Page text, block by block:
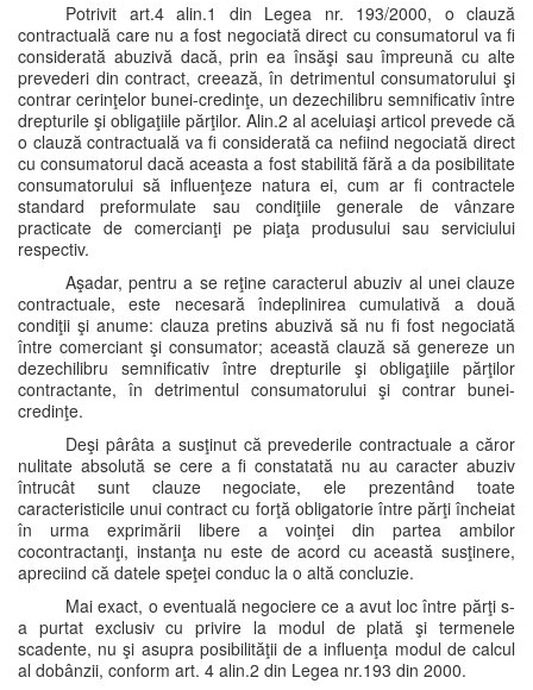
Potrivit art.4 alin.1 din Legea nr. 193/2000, o clauză
contractuală care nu a fost negociată direct cu consumatorul va fi
considerată abuzivă dacă, prin ea însăşi sau împreună cu alte
prevederi din contract, creează, în detrimentul consumatorului şi
contrar cerinţelor bunei-credinţe, un dezechilibru semnificativ între
drepturile şi obligaţiile părţilor. Alin.2 al aceluiaşi articol prevede că
o clauză contractuală va fi considerată ca nefiind negociată direct
cu consumatorul dacă aceasta a fost stabilită fără a da posibilitate
consumatorului să influenţeze natura ei, cum ar fi contractele
standard preformulate sau condiţiile generale de vânzare
practicate de comercianţi pe piaţa produsului sau serviciului
respectiv.
Aşadar, pentru a se reţine caracterul abuziv al unei clauze
contractuale, este necesară îndeplinirea cumulativă a două
condiţii şi anume: clauza pretins abuzivă să nu fi fost negociată
între comerciant şi consumator; această clauză să genereze un
dezechilibru semnificativ între drepturile şi obligaţiile părţilor
contractante, în detrimentul consumatorului şi contrar bunei-
credinţe.
Deşi pârâta a susţinut că prevederile contractuale a căror
nulitate absolută se cere a fi constatată nu au caracter abuziv
întrucât sunt clauze negociate, ele prezentând toate
caracteristicile unui contract cu forţă obligatorie între părţi încheiat
în urma exprimării libere a voinţei din partea ambilor
cocontractanţi, instanţa nu este de acord cu această susţinere,
apreciind că datele speţei conduc la o altă concluzie.
Mai exact, o eventuală negociere ce a avut loc între părţi s-
a purtat exclusiv cu privire la modul de plată şi termenele
scadente, nu şi asupra posibilităţii de a influenţa modul de calcul
al dobânzii, conform art. 4 alin.2 din Legea nr.193 din 2000.